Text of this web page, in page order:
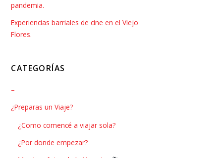
pandemia.
Experiencias barriales de cine en el Viejo
Flores.
CATEGORÍAS
–
¿Preparas un Viaje?
¿Como comencé a viajar sola?
¿Por donde empezar?